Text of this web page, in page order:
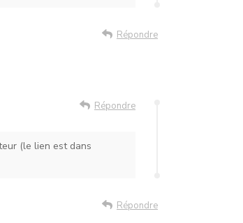
Répondre
Répondre
(le lien est dans
Répondre